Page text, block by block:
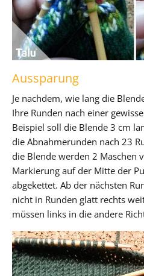
Aussparung
Je nachdem, wie lang die
Ihre Runden nach einer
Beispiel soll die Blende 3 cm
die Abnahmerunden nach 23
die Blende werden 2 Maschen
Markierung auf der Mitte der
abgekettet. Ab der nächsten
nicht in Runden glatt rechts
müssen links in die andere